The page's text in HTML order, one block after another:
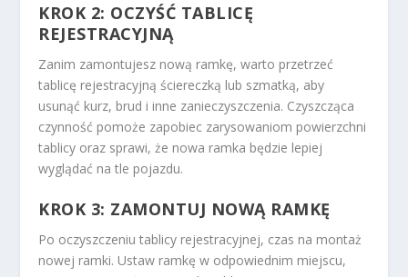
KROK 2: OCZYŚĆ TABLICĘ
REJESTRACYJNĄ
Zanim zamontujesz nową ramkę, warto przetrzeć
tablicę rejestracyjną ściereczką lub szmatką, aby
usunąć kurz, brud i inne zanieczyszczenia. Czyszcząca
czynność pomoże zapobiec zarysowaniom powierzchni
tablicy oraz sprawi, że nowa ramka będzie lepiej
wyglądać na tle pojazdu.
KROK 3: ZAMONTUJ NOWĄ RAMKĘ
Po oczyszczeniu tablicy rejestracyjnej, czas na montaż
nowej ramki. Ustaw ramkę w odpowiednim miejscu,